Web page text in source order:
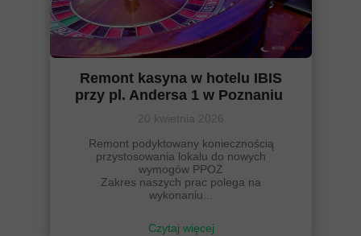
Remont kasyna w hotelu IBIS
przy pl. Andersa 1 w Poznaniu
20 kwietnia 2026
Remont podyktowany koniecznością
przystosowania lokalu do nowych
wymogów PPOŻ
Zakres naszych prac polega na
wykonaniu...
Czytaj więcej